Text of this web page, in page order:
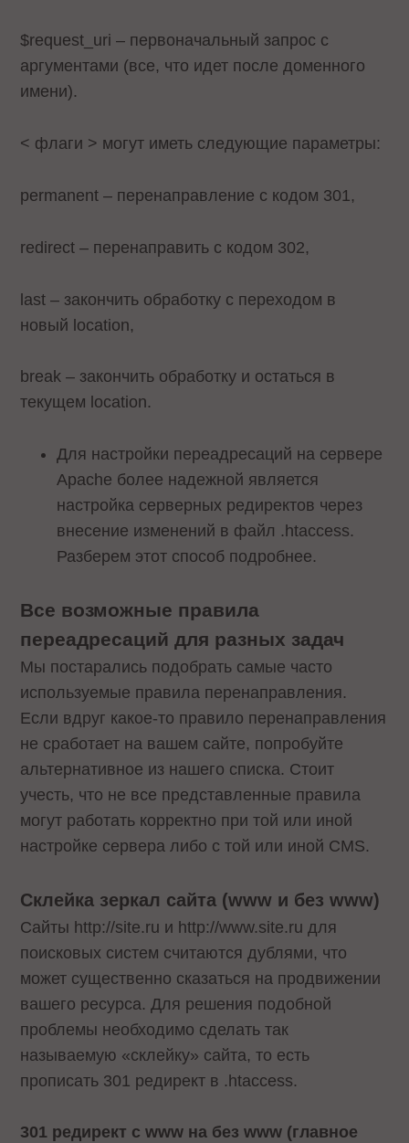
$request_uri – первоначальный запрос с
аргументами (все, что идет после доменного
имени).
< флаги > могут иметь следующие параметры:
permanent – перенаправление с кодом 301,
redirect – перенаправить с кодом 302,
last – закончить обработку с переходом в
новый location,
break – закончить обработку и остаться в
текущем location.
Для настройки переадресаций на сервере
Apache более надежной является
настройка серверных редиректов через
внесение изменений в файл .htaccess.
Разберем этот способ подробнее.
Все возможные правила
переадресаций для разных задач
Мы постарались подобрать самые часто
используемые правила перенаправления.
Если вдруг какое-то правило перенаправления
не сработает на вашем сайте, попробуйте
альтернативное из нашего списка. Стоит
учесть, что не все представленные правила
могут работать корректно при той или иной
настройке сервера либо с той или иной CMS.
Склейка зеркал сайта (www и без www)
Сайты http://site.ru и http://www.site.ru для
поисковых систем считаются дублями, что
может существенно сказаться на продвижении
вашего ресурса. Для решения подобной
проблемы необходимо сделать так
называемую «склейку» сайта, то есть
прописать 301 редирект в .htaccess.
301 редирект с www на без www (главное